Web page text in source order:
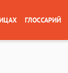
ГЛОССАРИЙ